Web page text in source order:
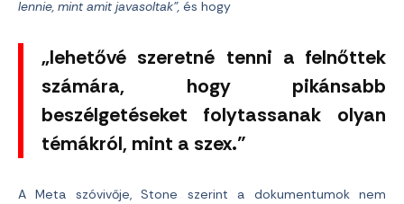
lennie, mint amit javasoltak”, és hogy
„lehetővé szeretné tenni a felnőttek
számára, hogy pikánsabb
beszélgetéseket folytassanak olyan
témákról, mint a szex.”
A Meta szóvivője, Stone szerint a dokumentumok nem